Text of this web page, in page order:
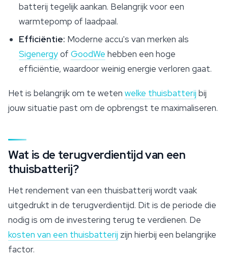
batterij tegelijk aankan. Belangrijk voor een
warmtepomp of laadpaal.
Efficiëntie: Moderne accu's van merken als
SigenergyofGoodWe hebben een hoge
efficiëntie, waardoor weinig energie verloren gaat.
Het is belangrijk om te weten welke thuisbatterij bij
jouw situatie past om de opbrengst te maximaliseren.
Wat is de terugverdientijd van een
thuisbatterij?
Het rendement van een thuisbatterij wordt vaak
uitgedrukt in de terugverdientijd. Dit is de periode die
nodig is om de investering terug te verdienen. De
kosten van een thuisbatterij zijn hierbij een belangrijke
factor.